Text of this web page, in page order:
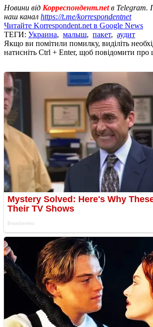
Новини від Корреспондент.netв Telegram.
наш канал https://t.me/korrespondentnet
Читайте Korrespondent.net в Google News
ТЕГИ: Украина, малыш, пакет, аудит
Якщо ви помітили помилку, виділіть
натисніть Ctrl + Enter, щоб повідомити про